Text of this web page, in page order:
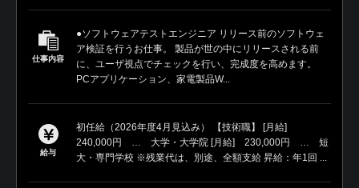
仕事内容
●ソフトウェアテストエンジニア リリース前のソフトウェ
ア検証を行うお仕事。 製品が世の中にリリースされる前
に、ユーザ視点でチェックを行い、完成度を高めます。
PCアプリケーション、家電製品W...
給与
初任給（2026年度4月見込み） 【技術職】 [月給]
240,000円 … 大学・大学院 [月給] 230,000円 … 短
大・専門学校 ※残業代は、別途、全額支給 昇給：年1回 ...